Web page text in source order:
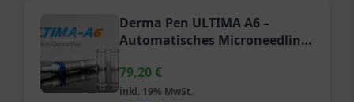
Derma Pen ULTIMA A6 –
Automatisches Microneedling
79,20€
inkl. 19% MwSt.